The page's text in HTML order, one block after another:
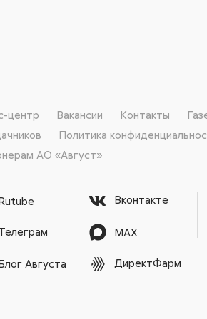
центр Вакансии Контакты
Политика
АО «Август»
Вконтакте
MAX
Августа ДиректФарм